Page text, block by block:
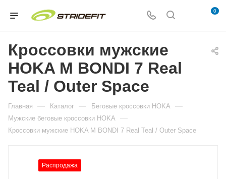
0
Кроссовки мужские
HOKA M BONDI 7 Real
Teal / Outer Space
Главная — Каталог — Беговые кроссовки HOKA —
Мужские беговые кроссовки HOKA —
Кроссовки мужские HOKA M BONDI 7 Real Teal / Outer Space
Распродажа